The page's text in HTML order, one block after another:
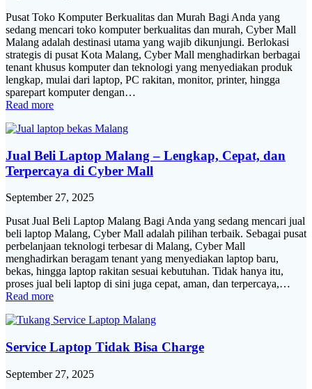
Pusat Toko Komputer Berkualitas dan Murah Bagi Anda yang
sedang mencari toko komputer berkualitas dan murah, Cyber Mall
Malang adalah destinasi utama yang wajib dikunjungi. Berlokasi
strategis di pusat Kota Malang, Cyber Mall menghadirkan berbagai
tenant khusus komputer dan teknologi yang menyediakan produk
lengkap, mulai dari laptop, PC rakitan, monitor, printer, hingga
sparepart komputer dengan…
Read more
Jual Beli Laptop Malang – Lengkap, Cepat, dan
Terpercaya di Cyber Mall
September 27, 2025
Pusat Jual Beli Laptop Malang Bagi Anda yang sedang mencari jual
beli laptop Malang, Cyber Mall adalah pilihan terbaik. Sebagai pusat
perbelanjaan teknologi terbesar di Malang, Cyber Mall
menghadirkan beragam tenant yang menyediakan laptop baru,
bekas, hingga laptop rakitan sesuai kebutuhan. Tidak hanya itu,
proses jual beli laptop di sini juga cepat, aman, dan terpercaya,…
Read more
Service Laptop Tidak Bisa Charge
September 27, 2025